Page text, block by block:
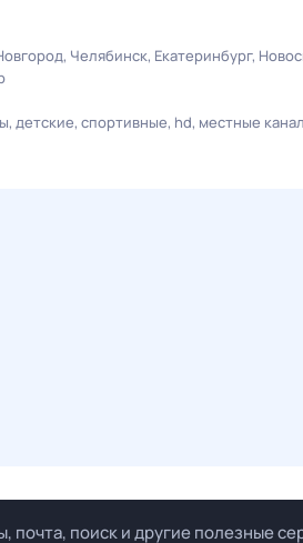
Челябинск Екатеринбург
детские спортивные hd местные
почта, поиск и другие полезные